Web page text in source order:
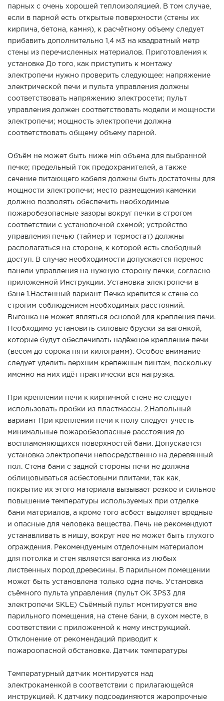
парных с очень хорошей теплоизоляцией. В том случае,
если в парной есть открытые поверхности (стены их
кирпича, бетона, камня), к расчётному объему следует
прибавить дополнительно 1,4 м3 на квадратный метр
стены из перечисленных материалов. Приготовления к
установке До того, как приступить к монтажу
электропечи нужно проверить следующее: напряжение
электрической печи и пульта управления должны
соответствовать напряжению электросети; пульт
управления должен соответствовать модели и мощности
электропечи; мощность электропечи должна
соответствовать общему объему парной.
Объём не может быть ниже мin объема для выбранной
печке; предельный ток предохранителей, а также
сечение питающего кабеля должны быть достаточны для
мощности электропечи; место размещения каменки
должно позволять обеспечить необходимые
пожаробезопасные зазоры вокруг печки в строгом
соответствии с установочной схемой; устройство
управления печью (таймер и термостат) должны
располагаться на стороне, к которой есть свободный
доступ. В случае необходимости допускается перенос
панели управления на нужную сторону печки, согласно
приложенной Инструкции. Установка электропечи в
бане 1.Настенный вариант Печка крепится к стене со
строгим соблюдением необходимых расстояний.
Выгонка не может являться основой для крепления печи.
Необходимо установить силовые бруски за вагонкой,
которые будут обеспечивать надёжное крепление печи
(весом до сорока пяти килограмм). Особое внимание
следует уделить верхним крепежным винтам, поскольку
именно на них идёт практически вся нагрузка.
При креплении печи к кирпичной стене не следует
использовать пробки из пластмассы. 2.Напольный
вариант При креплении печи к полу следует учесть
минимальные пожаробезопасные расстояния до
воспламеняющихся поверхностей бани. Допускается
установка электропечи непосредственно на деревянный
пол. Стена бани с задней стороны печи не должна
облицовываться асбестовыми плитами, так как,
покрытие их этого материала вызывает резкое и сильное
повышение температуры используемых при отделке
бани материалов, а кроме того асбест выделяет вредные
и опасные для человека вещества. Печь не рекомендуют
устанавливать в нишу, вокруг нее не может быть глухого
ограждения. Рекомендуемым отделочным материалом
для потолка и стен является вагонка из любых
лиственных пород древесины. В парильном помещении
может быть установлена только одна печь. Установка
съёмного пульта управления (пульт OK 3PS3 для
электропечи SKLE) Съёмный пульт монтируется вне
парильного помещения, на стене бани, в сухом месте, в
соответствии с приложенной к нему инструкцией.
Отклонение от рекомендаций приводит к
пожароопасной обстановке. Датчик температуры
Температурный датчик монтируется над
электрокаменкой в соответствии с прилагающейся
инструкцией. К датчику подсоединяются жаропрочные